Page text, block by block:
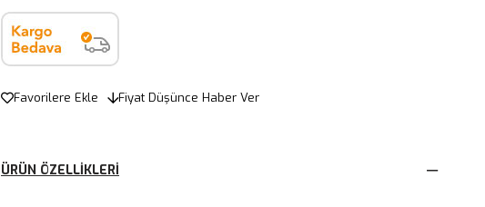
Favorilere Ekle Fiyat Düşünce Haber Ver
ÜRÜN ÖZELLIKLERI